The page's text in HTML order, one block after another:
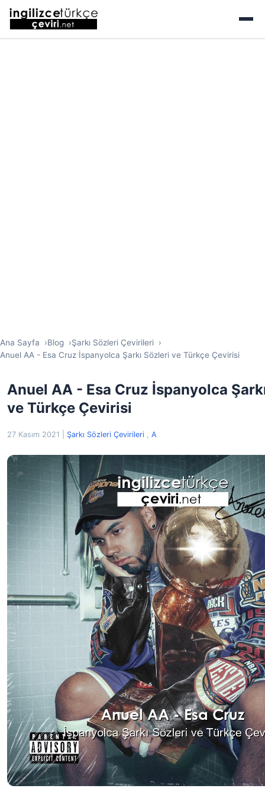
Ana Sayfa Blog
Şarkı Sözleri Çevirileri
Anuel AA - Esa Cruz İspanyolca Şarkı Sözleri ve Türkçe Çevirisi
Anuel AA - Esa Cruz İspanyolca
ve Türkçe Çevirisi
27 Kasım 2021 Şarkı Sözleri Çevirileri , A